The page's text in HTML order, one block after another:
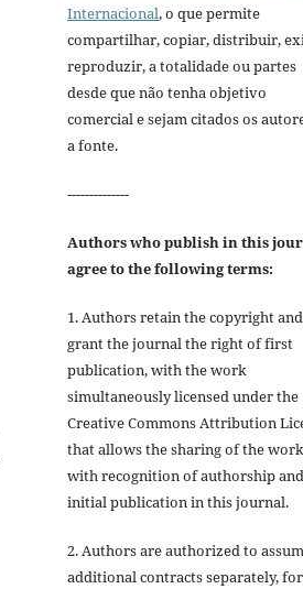
Internacional, o que permite
compartilhar, copiar, distribuir,
reproduzir, a totalidade ou partes
desde que não tenha objetivo
comercial e sejam citados os
a fonte.
--------------
Authors who publish in this
agree to the following terms:
1. Authors retain the copyright and
grant the journal the right of first
publication, with the work
simultaneously licensed under the
Creative Commons Attribution
that allows the sharing of the work
with recognition of authorship and
initial publication in this journal.
2. Authors are authorized to
additional contracts separately, for